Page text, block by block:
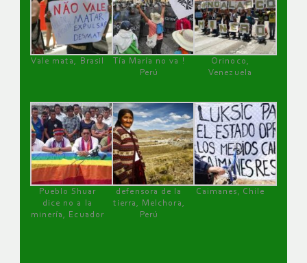
Vale mata, Brasil
Tía María no va !
Perú
Orinoco,
Venezuela
Pueblo Shuar
dice no a la
minería, Ecuador
defensora de la
tierra, Melchora,
Perú
Caimanes, Chile